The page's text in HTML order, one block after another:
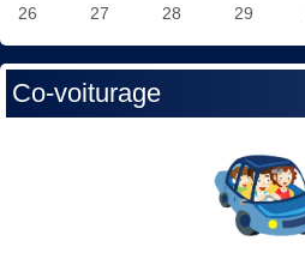
26
27 28 29
Co-voiturage